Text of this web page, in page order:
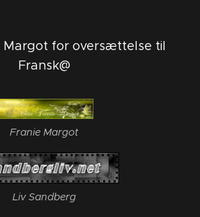
Margot for oversættelse til
Fransk@
Franie Margot
Liv Sandberg